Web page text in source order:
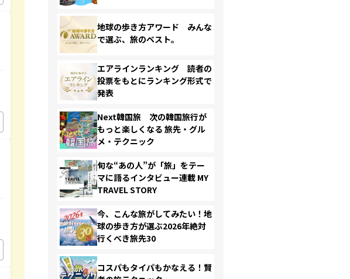
地球の歩き方アワード みんな
で選ぶ、旅のベスト。
エアラインランキング 読者の
投票をもとにランキング形式で
発表
Next韓国旅 次の韓国旅行が
もっと楽しくなる 旅先・グル
メ・テクニック
旬な“あの人”が「旅」をテー
マに語るインタビュー連載 MY
TRAVEL STORY
今、こんな旅がしてみたい！地
球の歩き方が選ぶ2026年絶対
行くべき旅先30
コスパもタイパもかなえる！賢